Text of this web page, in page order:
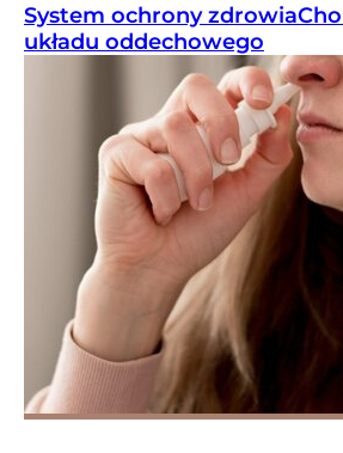
System ochrony zdrowia
układu oddechowego